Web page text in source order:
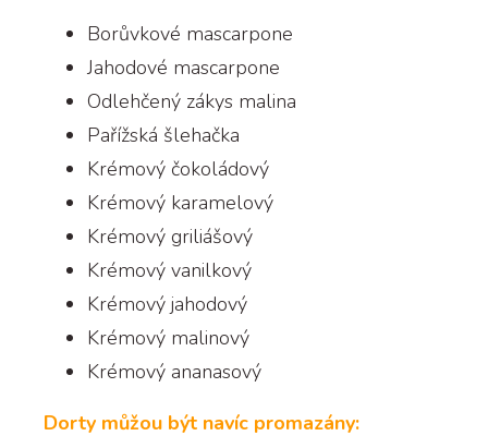
Borůvkové mascarpone
Jahodové mascarpone
Odlehčený zákys malina
Pařížská šlehačka
Krémový čokoládový
Krémový karamelový
Krémový griliášový
Krémový vanilkový
Krémový jahodový
Krémový malinový
Krémový ananasový
Dorty můžou být navíc promazány: